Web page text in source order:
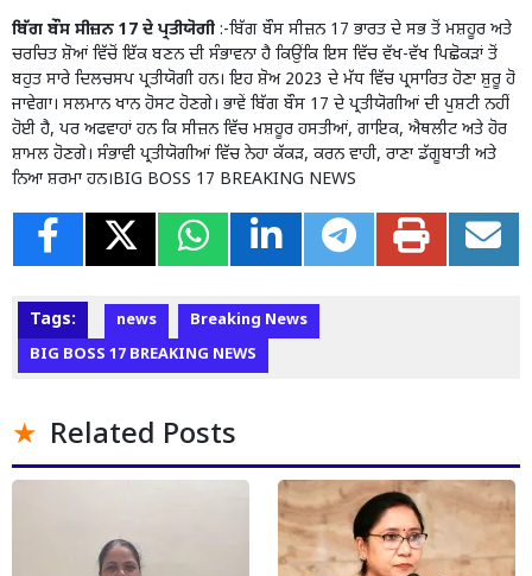
ਬਿੱਗ ਬੌਸ ਸੀਜ਼ਨ 17 ਦੇ ਪ੍ਰਤੀਯੋਗੀ :-ਬਿੱਗ ਬੌਸ ਸੀਜ਼ਨ 17 ਭਾਰਤ ਦੇ ਸਭ ਤੋਂ ਮਸ਼ਹੂਰ ਅਤੇ
ਚਰਚਿਤ ਸ਼ੋਆਂ ਵਿੱਚੋਂ ਇੱਕ ਬਣਨ ਦੀ ਸੰਭਾਵਨਾ ਹੈ ਕਿਉਂਕਿ ਇਸ ਵਿੱਚ ਵੱਖ-ਵੱਖ ਪਿਛੋਕੜਾਂ ਤੋਂ
ਬਹੁਤ ਸਾਰੇ ਦਿਲਚਸਪ ਪ੍ਰਤੀਯੋਗੀ ਹਨ। ਇਹ ਸ਼ੋਅ 2023 ਦੇ ਮੱਧ ਵਿੱਚ ਪ੍ਰਸਾਰਿਤ ਹੋਣਾ ਸ਼ੁਰੂ ਹੋ
ਜਾਵੇਗਾ। ਸਲਮਾਨ ਖਾਨ ਹੋਸਟ ਹੋਣਗੇ। ਭਾਵੇਂ ਬਿੱਗ ਬੌਸ 17 ਦੇ ਪ੍ਰਤੀਯੋਗੀਆਂ ਦੀ ਪੁਸ਼ਟੀ ਨਹੀਂ
ਹੋਈ ਹੈ, ਪਰ ਅਫਵਾਹਾਂ ਹਨ ਕਿ ਸੀਜ਼ਨ ਵਿੱਚ ਮਸ਼ਹੂਰ ਹਸਤੀਆਂ, ਗਾਇਕ, ਐਥਲੀਟ ਅਤੇ ਹੋਰ
ਸ਼ਾਮਲ ਹੋਣਗੇ। ਸੰਭਾਵੀ ਪ੍ਰਤੀਯੋਗੀਆਂ ਵਿੱਚ ਨੇਹਾ ਕੱਕੜ, ਕਰਨ ਵਾਹੀ, ਰਾਣਾ ਡੱਗੂਬਾਤੀ ਅਤੇ
ਨਿਆ ਸ਼ਰਮਾ ਹਨ।BIG BOSS 17 BREAKING NEWS
Tags: news
Breaking News
BIG BOSS 17 BREAKING NEWS
Related Posts